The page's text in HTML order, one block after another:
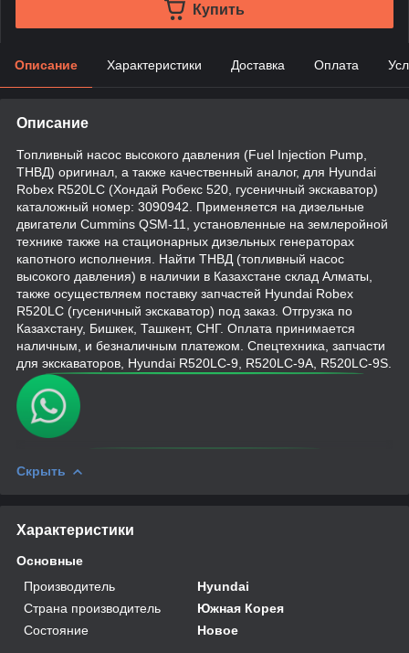
Купить
Описание Характеристики Доставка Оплата
Описание
Топливный насос высокого давления (Fuel Injection Pump,
ТНВД) оригинал, а также качественный аналог, для Hyundai
Robex R520LC (Хондай Робекс 520, гусеничный экскаватор)
каталожный номер: 3090942. Применяется на дизельные
двигатели Cummins QSM-11, установленные на землеройной
технике также на стационарных дизельных генераторах
капотного исполнения. Найти ТНВД (топливный насос
высокого давления) в наличии в Казахстане склад Алматы,
также осуществляем поставку запчастей Hyundai Robex
R520LC (гусеничный экскаватор) под заказ. Отгрузка по
Казахстану, Бишкек, Ташкент, СНГ. Оплата принимается
наличным, и безналичным платежом. Спецтехника, запчасти
для экскаваторов, Hyundai R520LC-9, R520LC-9A, R520LC-9S.
Скрыть
Характеристики
Основные
Производитель
Hyundai
Страна производитель
Южная Корея
Состояние
Новое